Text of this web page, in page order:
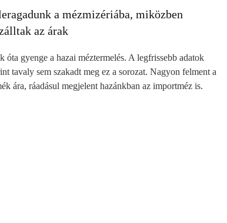
a mézmizériába, miközben
az árak
óta gyenge a hazai méztermelés. A legfrissebb adatok
tavaly sem szakadt meg ez a sorozat. Nagyon felment a
ára, ráadásul megjelent hazánkban az importméz is.